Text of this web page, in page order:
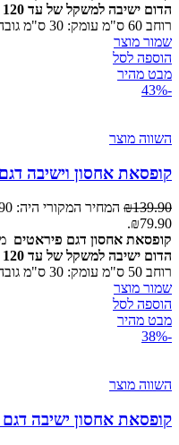
הדום ישיבה למשקל של עד 120 ק"ג !! מתאים למבוגר +ילד!!
רוחב 60 ס"מ עומק: 30 ס"מ גובה 50 ס"מ
שמור מוצר
הוספה לסל
מבט מהיר
-43%
השווה מוצר
קופסאת אחסון וישיבה
₪139.90 המחיר המקורי היה: ₪139.90.
₪79.90.
קופסאת אחסון דגם פיראטים
הדום ישיבה למשקל של עד 120 ק"ג !! מתאים למבוגר +ילד!!
רוחב 50 ס"מ עומק: 30 ס"מ גובה 30 ס"מ
שמור מוצר
הוספה לסל
מבט מהיר
-38%
השווה מוצר
קופסאת אחסון ישיבה